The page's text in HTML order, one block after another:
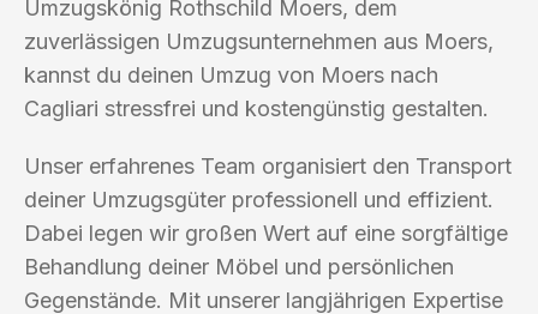
Umzugskönig Rothschild Moers, dem
zuverlässigen Umzugsunternehmen aus Moers,
kannst du deinen Umzug von Moers nach
Cagliari stressfrei und kostengünstig gestalten.
Unser erfahrenes Team organisiert den Transport
deiner Umzugsgüter professionell und effizient.
Dabei legen wir großen Wert auf eine sorgfältige
Behandlung deiner Möbel und persönlichen
Gegenstände. Mit unserer langjährigen Expertise